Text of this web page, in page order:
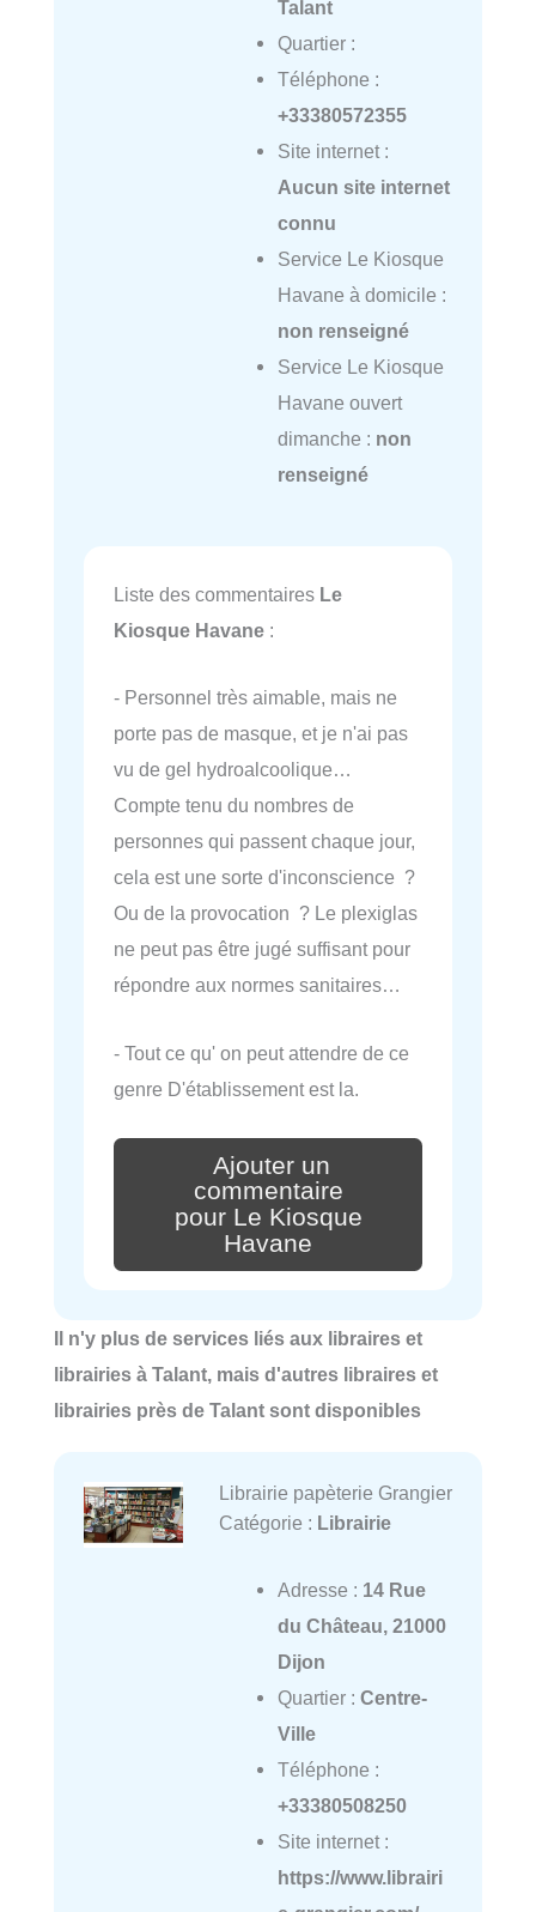
Talant
Quartier :
Téléphone :
+33380572355
Site internet :
Aucun site internet
connu
Service Le Kiosque
Havane à domicile :
non renseigné
Service Le Kiosque
Havane ouvert
dimanche : non
renseigné
Liste des commentaires Le
Kiosque Havane :
- Personnel très aimable, mais ne
porte pas de masque, et je n'ai pas
vu de gel hydroalcoolique…
Compte tenu du nombres de
personnes qui passent chaque jour,
cela est une sorte d'inconscience ?
Ou de la provocation ? Le plexiglas
ne peut pas être jugé suffisant pour
répondre aux normes sanitaires…
- Tout ce qu' on peut attendre de ce
genre D'établissement est la.
Ajouter un
commentaire
pour Le Kiosque
Havane
Il n'y plus de services liés aux libraires et
librairies à Talant, mais d'autres libraires et
librairies près de Talant sont disponibles
Librairie papèterie Grangier
Catégorie : Librairie
Adresse : 14 Rue
du Château, 21000
Dijon
Quartier : Centre-
Ville
Téléphone :
+33380508250
Site internet :
https://www.librairi